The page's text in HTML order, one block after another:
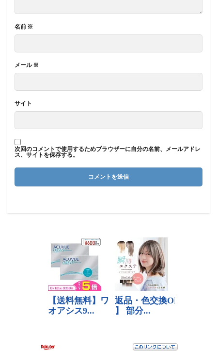
名前 ※
メール※
サイト
次回のコメントで使用するためブラウザーに自分の名前、メールアドレ
ス、サイトを保存する。